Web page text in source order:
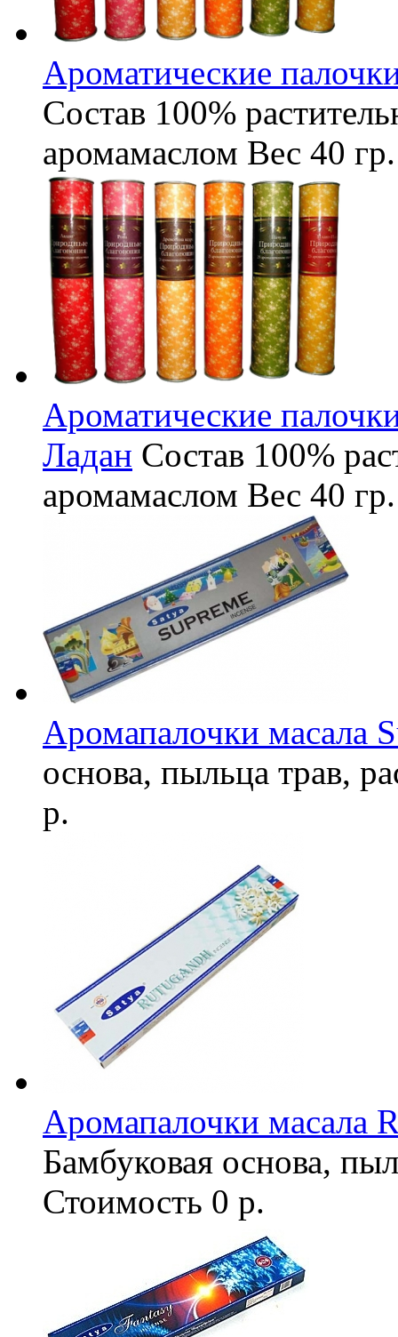
Ароматические
Состав 100%
аромамаслом Вес 40 гр.
Ароматические
Ладан Состав 100%
аромамаслом Вес 40 гр.
Аромапалочки масала
основа, пыльца трав,
р.
Аромапалочки масала
Бамбуковая основа,
Стоимость 0 р.